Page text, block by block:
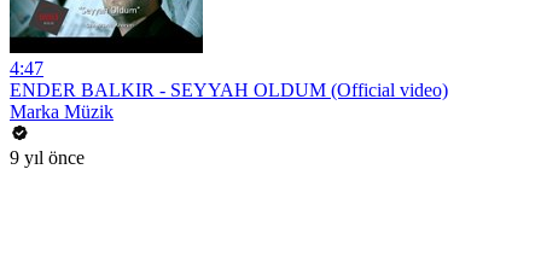
4:47
ENDER BALKIR - SEYYAH OLDUM (Official video)
Marka Müzik
9 yıl önce